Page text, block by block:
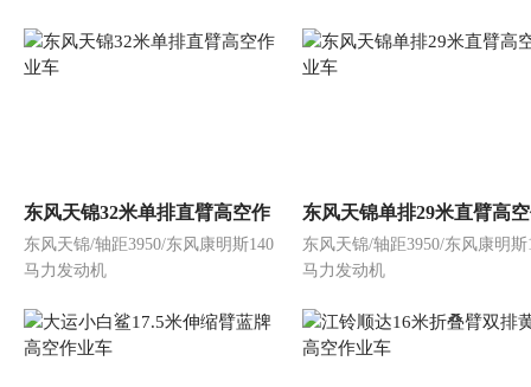
东风天锦32米单排直臂高空作
业车
东风天锦/轴距3950/东风康明斯140
马力发动机
东风天锦单排29米直臂高
业车
东风天锦/轴距3950/东风康明斯
马力发动机